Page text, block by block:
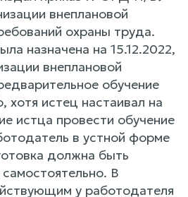
внеплановой
охраны труда.
назначена на 15.12.2022,
внеплановой
обучение
хотя истец настаивал на
истца провести обучение
в устной форме
должна быть
В
у работодателя